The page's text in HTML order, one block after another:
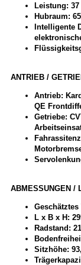
Leistung: 37
Hubraum:
Intelligente
ANTRIEB /
Antrieb:
QE
Getriebe:
ABMESSUNGEN /
L x B x H:
Radstand:
Sitzhöhe: